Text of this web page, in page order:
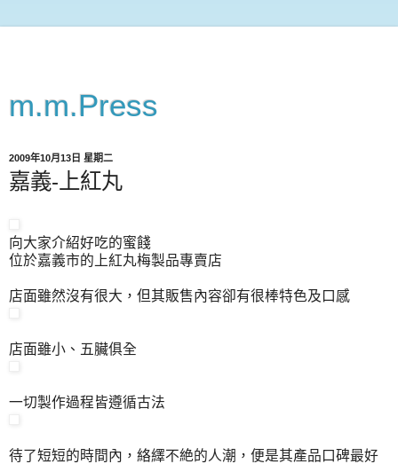
m.m.Press
2009年10月13日 星期二
嘉義-上紅丸
向大家介紹好吃的蜜餞
位於嘉義市的上紅丸梅製品專賣店
店面雖然沒有很大，但其販售內容卻有很棒特色及口感
店面雖小、五臟俱全
一切製作過程皆遵循古法
待了短短的時間內，絡繹不絶的人潮，便是其產品口碑最好